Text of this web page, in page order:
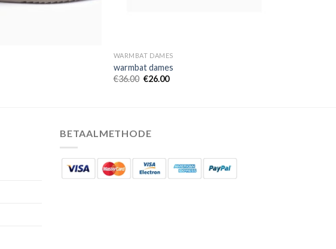
WARMBAT DAMES
warmbat dames
€36.00 €26.00
BETAALMETHODE